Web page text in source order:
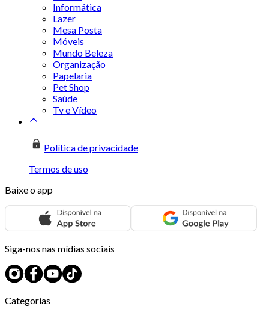
Informática
Lazer
Mesa Posta
Móveis
Mundo Beleza
Organização
Papelaria
Pet Shop
Saúde
Tv e Vídeo
Política de privacidade
Termos de uso
Baixe o app
Siga-nos nas mídias sociais
Categorias